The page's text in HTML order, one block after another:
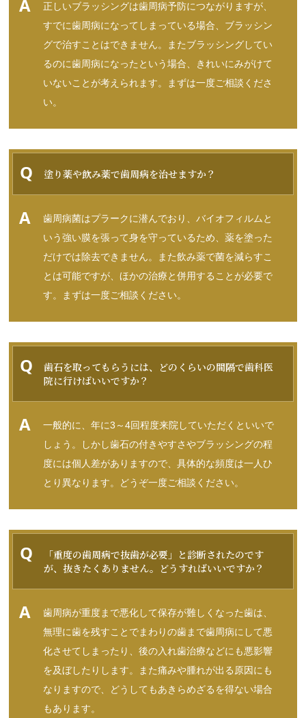
正しいブラッシングは歯周病予防につながりますが、
すでに歯周病になってしまっている場合、ブラッシン
グで治すことはできません。またブラッシングしてい
るのに歯周病になったという場合、きれいにみがけて
いないことが考えられます。まずは一度ご相談くださ
い。
塗り薬や飲み薬で歯周病を治せますか？
歯周病菌はプラークに潜んでおり、バイオフィルムと
いう強い膜を張って身を守っているため、薬を塗った
だけでは除去できません。また飲み薬で菌を減らすこ
とは可能ですが、ほかの治療と併用することが必要で
す。まずは一度ご相談ください。
歯石を取ってもらうには、どのくらいの間隔で歯科医
院に行けばいいですか？
一般的に、年に3～4回程度来院していただくといいで
しょう。しかし歯石の付きやすさやブラッシングの程
度には個人差がありますので、具体的な頻度は一人ひ
とり異なります。どうぞ一度ご相談ください。
「重度の歯周病で抜歯が必要」と診断されたのです
が、抜きたくありません。どうすればいいですか？
歯周病が重度まで悪化して保存が難しくなった歯は、
無理に歯を残すことでまわりの歯まで歯周病にして悪
化させてしまったり、後の入れ歯治療などにも悪影響
を及ぼしたりします。また痛みや腫れが出る原因にも
なりますので、どうしてもあきらめざるを得ない場合
もあります。